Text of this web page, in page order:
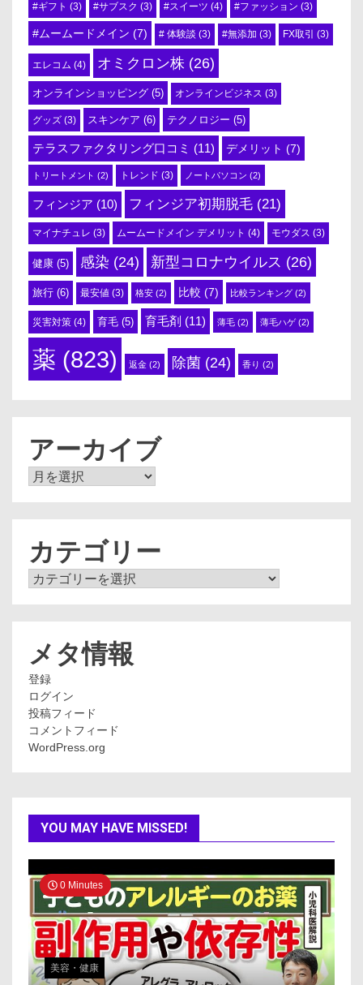
#ギフト (3) #サブスク (3) #スイーツ (4) #ファッション (3)
#ムームードメイン (7) # 体験談 (3) #無添加 (3) FX取引 (3)
エレコム (4) オミクロン株 (26)
オンラインショッピング (5) オンラインビジネス (3)
グッズ (3) スキンケア (6) テクノロジー (5)
テラスファクタリング口コミ (11) デメリット (7)
トリートメント (2) トレンド (3) ノートパソコン (2)
フィンジア (10) フィンジア初期脱毛 (21)
マイナチュレ (3) ムームードメイン デメリット (4) モウダス (3)
健康 (5) 感染 (24) 新型コロナウイルス (26)
旅行 (6) 最安値 (3) 格安 (2) 比較 (7) 比較ランキング (2)
災害対策 (4) 育毛 (5) 育毛剤 (11) 薄毛 (2) 薄毛ハゲ(2)
薬 (823) 返金 (2) 除菌 (24) 香り (2)
アーカイブ
ア
カテゴリー
カ
メタ情報
登録
ログイン
投稿フィード
コメントフィード
WordPress.org
YOU MAY HAVE MISSED!
0 Minutes
美容・健康